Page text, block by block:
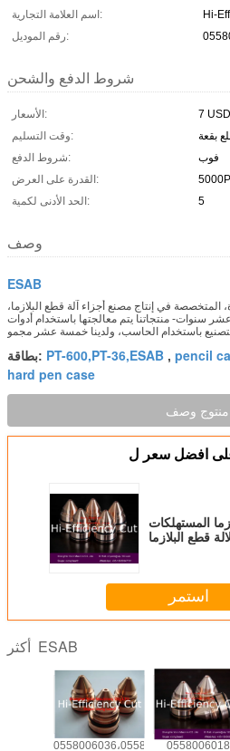
اسم العلامة التجارية:
Hi-
رقم الموديل:
شروط الدفع والشحن
الأسعار:
7 USD
وقت التسليم:
بقعة
شروط الدفع:
فوب
القدرة على العرض:
الحد الأدنى لكمية:
5
وصف
ESAB
المتخصصة في إنتاج مصنع أجزاء آلة قطع البلازما،
سنوات- منتجاتنا يتم معالجتها باستخدام أدوات
بطاقة: PT-600,PT-36,ESAB , pencil
hard pen case
افضل سعر ل
البلازما المستهلكات
استمر
ESAB
0558006018